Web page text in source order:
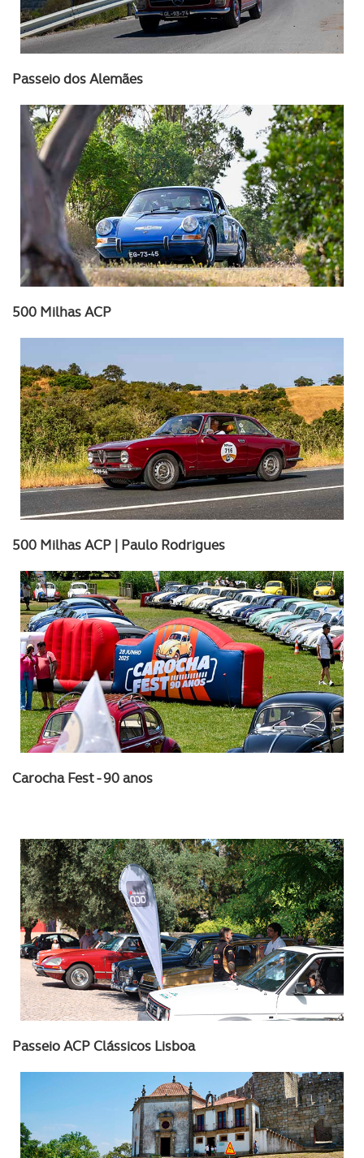
Realçamos que o bloqueio de certo tipo de Cookies e
tecnologias similares pode ter impacto na sua
experiência de navegação no Website e nos serviços
Consulte a política de cookies do site.
Passeio dos Alemães
500 Milhas ACP
500 Milhas ACP | Paulo Rodrigues
Carocha Fest - 90 anos
Passeio ACP Clássicos Lisboa